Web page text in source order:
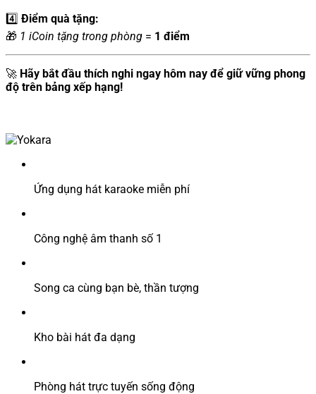
4️⃣ Điểm quà tặng:
🎁 1 iCoin tặng trong phòng = 1 điểm
🚀 Hãy bắt đầu thích nghi ngay hôm nay để giữ vững phong
độ trên bảng xếp hạng!
Ứng dụng hát karaoke miễn phí
Công nghệ âm thanh số 1
Song ca cùng bạn bè, thần tượng
Kho bài hát đa dạng
Phòng hát trực tuyến sống động